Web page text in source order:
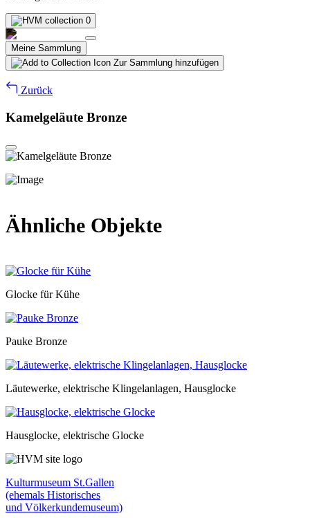
0
Meine Sammlung
Zur Sammlung hinzufügen
Zurück
Kamelgeläute Bronze
Ähnliche Objekte
Glocke für Kühe
Pauke Bronze
Läutewerke, elektrische Klingelanlagen, Hausglocke
Hausglocke, elektrische Glocke
Kulturmuseum St.Gallen
(ehemals Historisches
und Völkerkundemuseum)